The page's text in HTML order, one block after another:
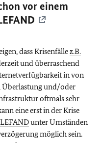
vor einem
dass Krisenfällez.B.
und überraschend
in von
Überlastung und/oder
oftmals sehr
eine erst in der Krise
unter Umständen
möglich sein.